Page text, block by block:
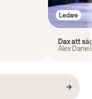
Ledare
Dax att
Alex